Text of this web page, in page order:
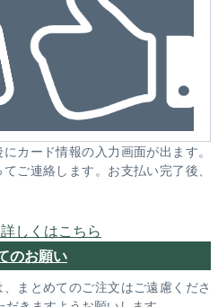
カード情報の入力画面が出ます。
ご連絡します。お支払い完了後、
しくはこちら
のお願い
まとめてのご注文はご遠慮くださ